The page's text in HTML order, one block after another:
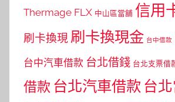
Thermage FLX 中山區當舖 信用
刷卡換現 刷卡換現金 台中借款
台中汽車借款 台北借錢 台北支票借
借款 台北汽車借款 台